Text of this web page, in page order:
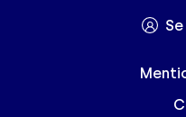
par la suite, cliquez sur le